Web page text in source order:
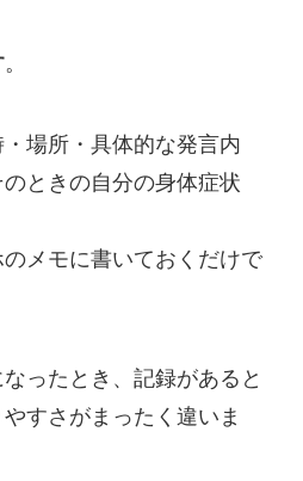
。
場所・具体的な発言内
ときの自分の身体症状
メモに書いておくだけで
なったとき、記録があると
すさがまったく違いま